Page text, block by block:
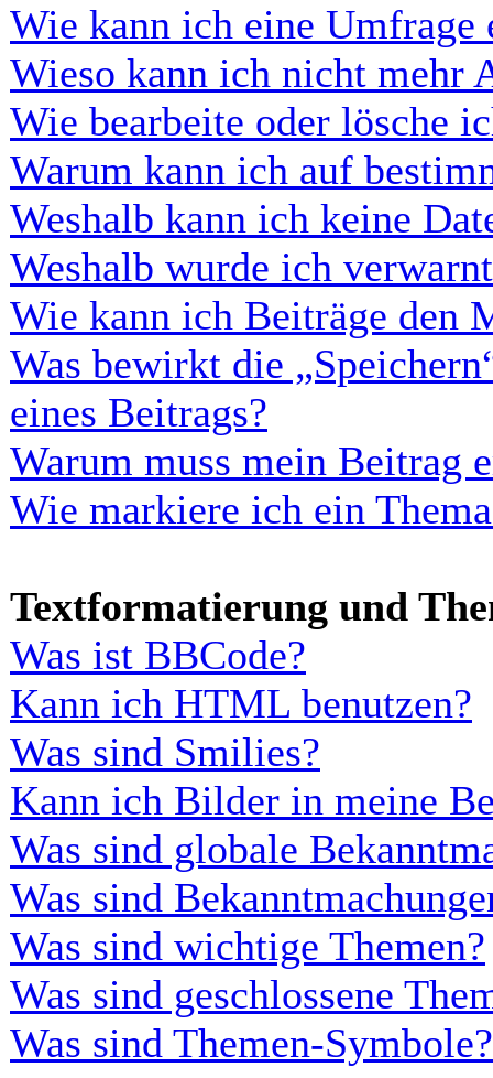
Wie kann ich eine Umfrage
Wieso kann ich nicht mehr
Wie bearbeite oder lösche
Warum kann ich auf
Weshalb kann ich keine
Weshalb wurde ich
Wie kann ich Beiträge den
Was bewirkt die
eines Beitrags?
Warum muss mein Beitrag
Wie markiere ich ein
Textformatierung und
Was ist BBCode?
Kann ich HTML benutzen?
Was sind Smilies?
Kann ich Bilder in meine
Was sind globale
Was sind
Was sind wichtige Themen?
Was sind geschlossene
Was sind Themen-Symbole?